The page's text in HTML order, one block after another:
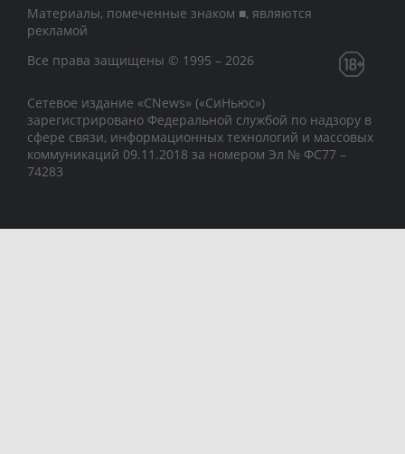
Материалы, помеченные знаком ■, являются
рекламой
Все права защищены © 1995 – 2026
Сетевое издание «CNews» («СиНьюс»)
зарегистрировано Федеральной службой по надзору в
сфере связи, информационных технологий и массовых
коммуникаций 09.11.2018 за номером Эл № ФС77 –
74283